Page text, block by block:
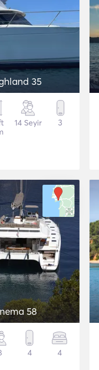
35
14 Seyir 3
58
4 4